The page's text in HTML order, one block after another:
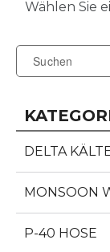
DELTA
MONSOON
P-40 HOSE